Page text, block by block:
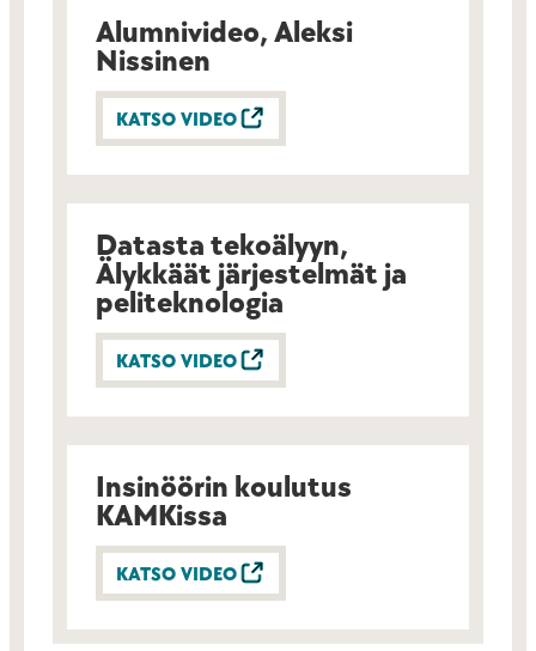
Alumnivideo, Aleksi
Nissinen
KATSO VIDEO
Datasta tekoälyyn,
Älykkäät järjestelmät ja
peliteknologia
KATSO VIDEO
Insinöörin koulutus
KAMKissa
KATSO VIDEO